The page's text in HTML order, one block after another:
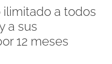
a todos
a sus
12 meses